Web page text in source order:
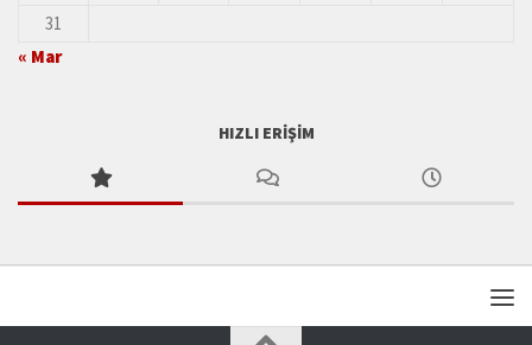
31
« Mar
HIZLI ERIŞIM